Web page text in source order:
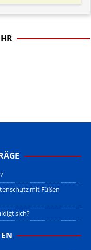
mit Füßen
sich?